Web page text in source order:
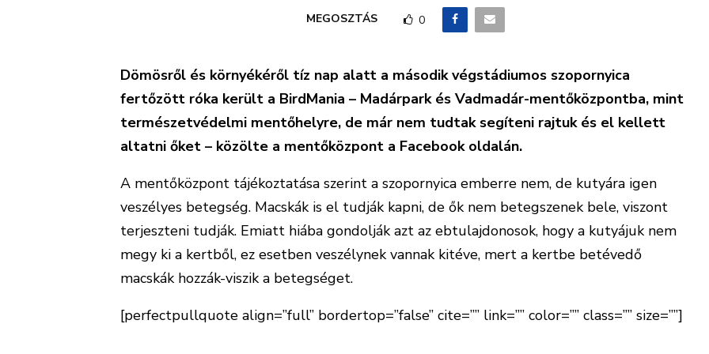
MEGOSZTÁS 0
Dömösről és környékéről tíz nap alatt a második végstádiumos szopornyica
fertőzött róka került a BirdMania – Madárpark és Vadmadár-mentőközpontba, mint
természetvédelmi mentőhelyre, de már nem tudtak segíteni rajtuk és el kellett
altatni őket – közölte a mentőközpont a Facebook oldalán.
A mentőközpont tájékoztatása szerint a szopornyica emberre nem, de kutyára igen
veszélyes betegség. Macskák is el tudják kapni, de ők nem betegszenek bele, viszont
terjeszteni tudják. Emiatt hiába gondolják azt az ebtulajdonosok, hogy a kutyájuk nem
megy ki a kertből, ez esetben veszélynek vannak kitéve, mert a kertbe betévedő
macskák hozzák-viszik a betegséget.
[perfectpullquote align=”full” bordertop=”false” cite=”” link=”” color=”” class=”” size=””]